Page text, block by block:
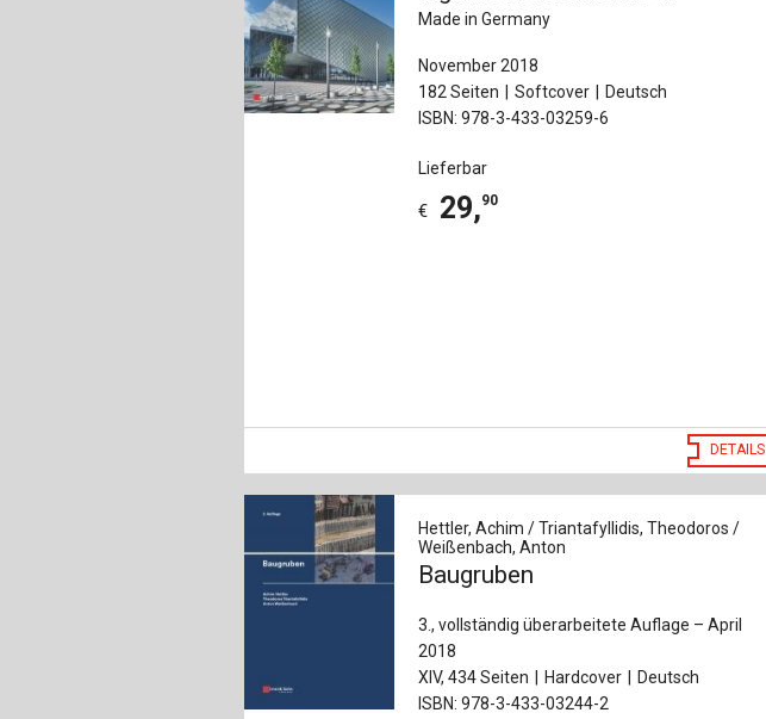
Made in Germany
November 2018
182 Seiten
Softcover
Deutsch
ISBN: 978-3-433-03259-6
Lieferbar
€ 29,90
DETAILS
Hettler, Achim / Triantafyllidis, Theodoros /
Weißenbach, Anton
Baugruben
3., vollständig überarbeitete Auflage – April
2018
XIV, 434 Seiten
Hardcover
Deutsch
ISBN: 978-3-433-03244-2